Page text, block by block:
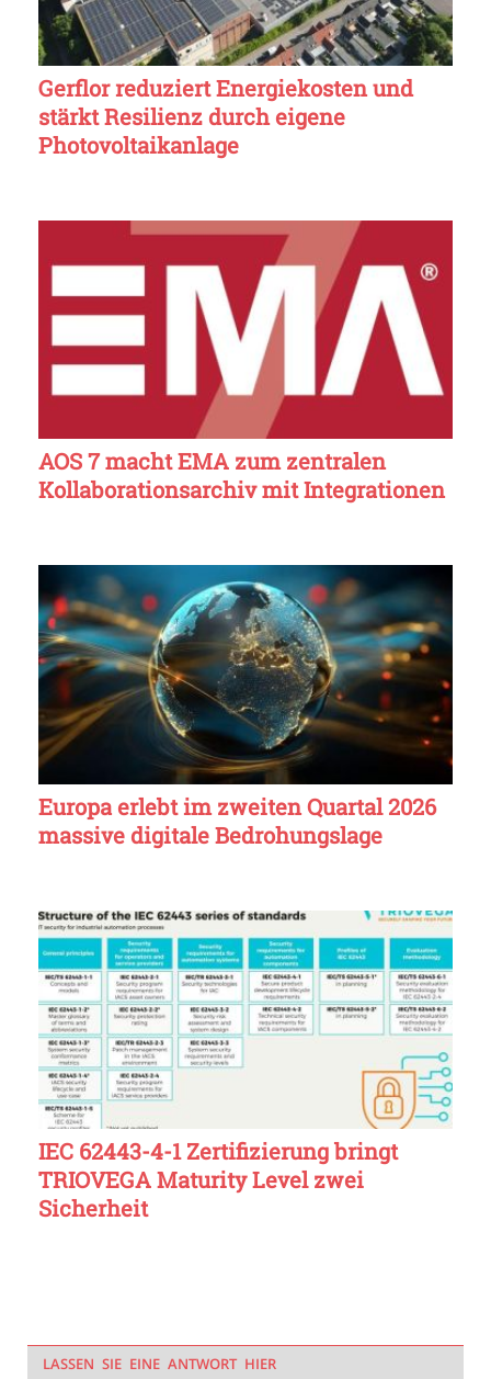
Gerflor reduziert Energiekosten und
stärkt Resilienz durch eigene
Photovoltaikanlage
AOS 7 macht EMA zum zentralen
Kollaborationsarchiv mit Integrationen
Europa erlebt im zweiten Quartal 2026
massive digitale Bedrohungslage
IEC 62443-4-1 Zertifizierung bringt
TRIOVEGA Maturity Level zwei
Sicherheit
LASSEN SIE EINE ANTWORT HIER